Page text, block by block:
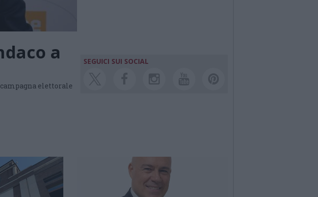
a
elettorale
SEGUICI SUI SOCIAL